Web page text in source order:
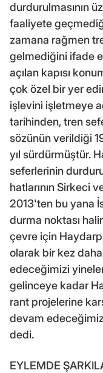
durdurulmasının
faaliyete
zamana rağmen
gelmediğini ifade
açılan kapısı
çok özel bir yer
işlevini işletmeye
tarihinden, tren
sözünün verildiği
yıl sürdürmüştür.
seferlerinin
hatlarının Sirkeci
2013'ten bu yana
durma noktası
çevre için
olarak bir kez
edeceğimizi
gelinceye kadar
rant projelerine
devam
dedi.
EYLEMDE